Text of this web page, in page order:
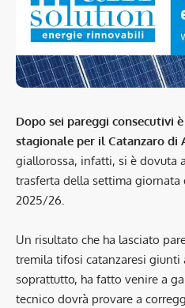
Dopo sei pareggi consecutivi
stagionale per il Catanzaro di
giallorossa, infatti, si è dovuta
trasferta della settima giornata
2025/26.
Un risultato che ha lasciato
tremila tifosi catanzaresi giunti
soprattutto, ha fatto venire a
tecnico dovrà provare a